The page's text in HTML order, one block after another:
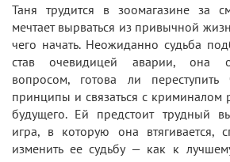
Таня трудится в зоомагазине за
мечтает вырваться из привычной
чего начать. Неожиданно судьба
став очевидицей аварии, она
вопросом, готова ли переступить
принципы и связаться с криминалом
будущего. Ей предстоит трудный
игра, в которую она втягивается,
изменить ее судьбу — как к